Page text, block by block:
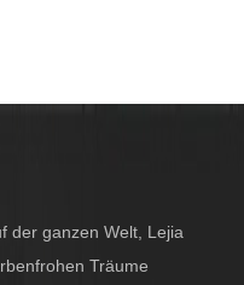
der ganzen Welt, Lejia
Träume